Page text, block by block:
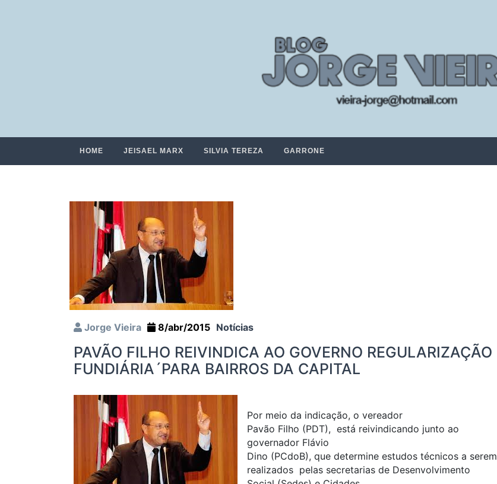
HOME JEISAEL MARX SILVIA TEREZA GARRONE
Jorge Vieira 8/abr/2015 Notícias
PAVÃO FILHO REIVINDICA AO GOVERNO REGULARIZAÇÃO
FUNDIÁRIA´PARA BAIRROS DA CAPITAL
Por meio da indicação, o vereador
Pavão Filho (PDT), está reivindicando junto ao
governador Flávio
Dino (PCdoB), que determine estudos técnicos a serem
realizados pelas secretarias de Desenvolvimento